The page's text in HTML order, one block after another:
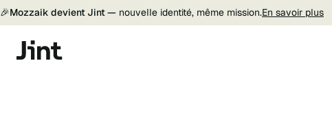
🎉Mozzaik devient Jint — nouvelle identité, même mission.En savoir plus